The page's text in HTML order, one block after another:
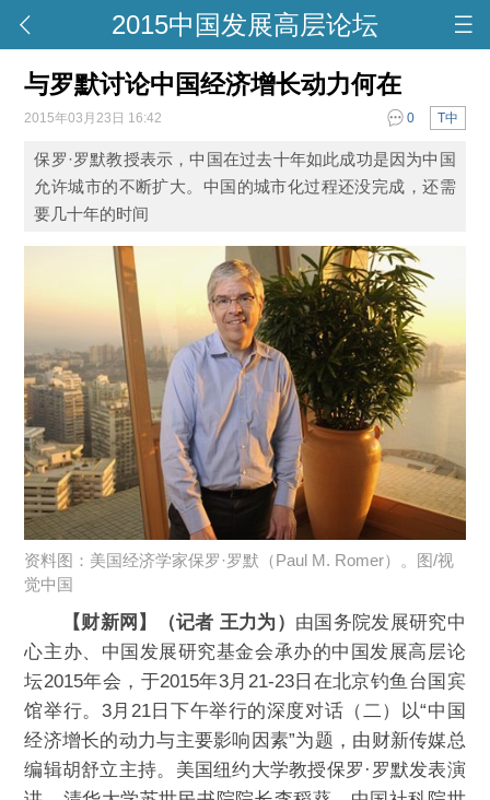
2015中国发展高层论坛
与罗默讨论中国经济增长动力何在
2015年03月23日 16:42 T中
0
保罗·罗默教授表示，中国在过去十年如此成功是因为中国
允许城市的不断扩大。中国的城市化过程还没完成，还需
要几十年的时间
资料图：美国经济学家保罗·罗默（Paul M. Romer）。图/视
觉中国
【财新网】（记者 王力为） 由国务院发展研究中
心主办、中国发展研究基金会承办的中国发展高层论
坛2015年会，于2015年3月21-23日在北京钓鱼台国宾
馆举行。3月21日下午举行的深度对话（二）以“中国
经济增长的动力与主要影响因素”为题，由财新传媒总
编辑胡舒立主持。美国纽约大学教授保罗·罗默发表演